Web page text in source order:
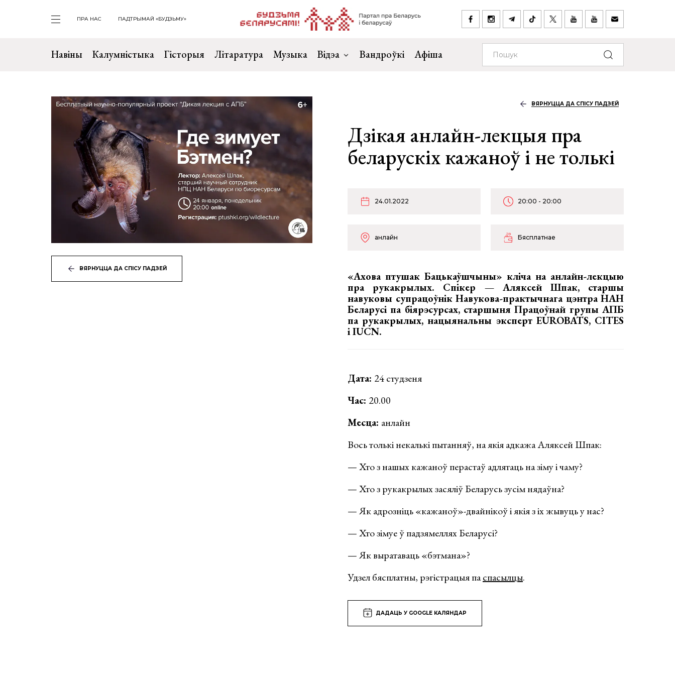
ПРА НАС ПАДТРЫМАЙ «БУДЗЬМУ»
Навіны Калумністыка Гісторыя Літаратура Музыка Відэа Вандроўкі Афіша
ВЯРНУЦЦА ДА СПІСУ ПАДЗЕЙ
ВЯРНУЦЦА ДА СПІСУ ПАДЗЕЙ
Дзікая анлайн-лекцыя пра
беларускіх кажаноў і не толькі
24.01.2022 20:00 - 20:00
анлайн Бясплатнае
«Ахова птушак Бацькаўшчыны» кліча на анлайн-лекцыю
пра рукакрылых. Спікер — Аляксей Шпак, старшы
навуковы супрацоўнік Навукова-практычнага цэнтра НАН
Беларусі па біярэсурсах, старшыня Працоўнай групы АПБ
па рукакрылых, нацыянальны эксперт EUROBATS, CITES
і IUCN.
Дата: 24 студзеня
Час: 20.00
Месца: анлайн
Вось толькі некалькі пытанняў, на якія адкажа Аляксей Шпак:
— Хто з нашых кажаноў перастаў адлятаць на зіму і чаму?
— Хто з рукакрылых засяліў Беларусь зусім нядаўна?
— Як адрозніць «кажаноў»-двайнікоў і якія з іх жывуць у нас?
— Хто зімуе ў падзямеллях Беларусі?
— Як выратаваць «бэтмана»?
Удзел бясплатны, рэгістрацыя паспасылцы.
ДАДАЦЬ У GOOGLE КАЛЯНДАР